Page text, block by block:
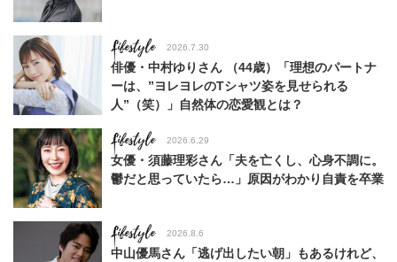
Lifestyle 2026.7.30
俳優・中村ゆりさん （44歳）「理想のパートナ
ーは、”ヨレヨレのTシャツ姿を見せられる
人”（笑）」自然体の恋愛観とは？
Lifestyle 2026.6.29
女優・須藤理彩さん「夫を亡くし、心身不調に。
鬱だと思っていたら…」原因がわかり自責を卒業
Lifestyle 2026.8.6
中山優馬さん「逃げ出したい朝」もあるけれど、